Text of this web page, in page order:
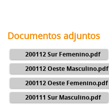
Documentos adjuntos
200112 Sur Femenino.pdf
200112 Oeste Masculino.pdf
200112 Oeste Femenino.pdf
200111 Sur Masculino.pdf